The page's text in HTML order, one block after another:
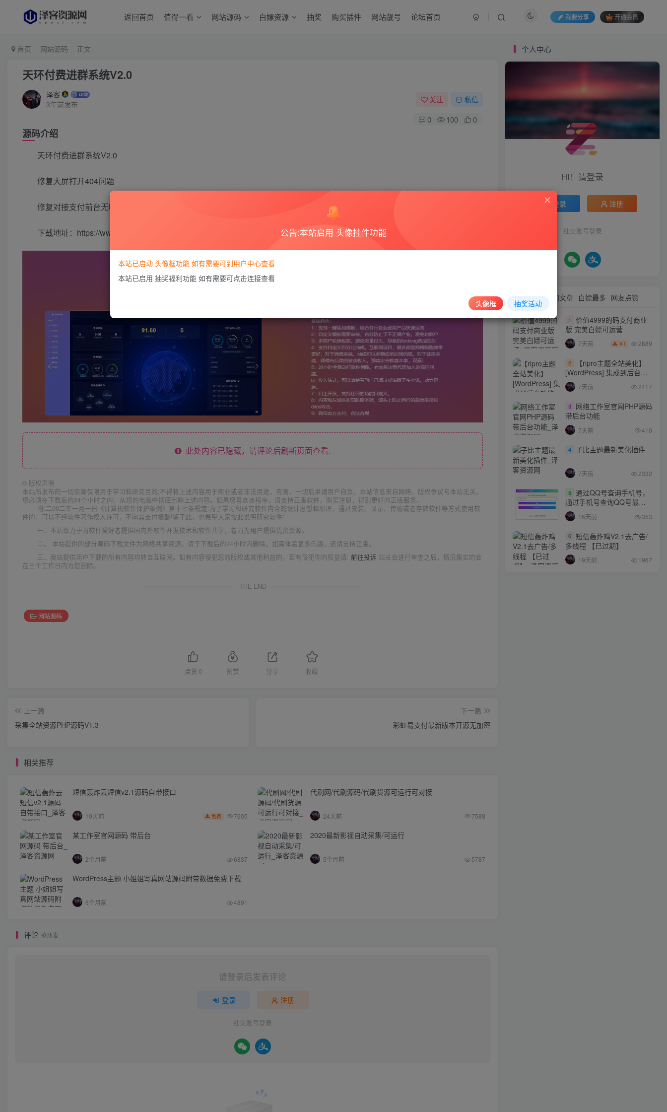
返回首页 值得一看 网站源码 白嫖资源 抽奖 购买插件 网站靓号 论坛首页 我要分享 开通会员
首页 网站源码 正文
天环付费进群系统V2.0
泽客
3年前发布
关注 私信
0 100 0
源码介绍
天环付费进群系统V2.0
修复大屏打开404问题
修复对接支付前台无响应
下载地址：https://wwki.lanzouy.com/iiQkn0wzm8ra
此处内容已隐藏，请评论后刷新页面查看.
© 版权声明
本站所发布的一切资源仅限用于学习和研究目的;不得将上述内容用于商业或者非法用途，否则，一切后果请用户自负。本站信息来自网络，版权争议与本站无关。
您必须在下载后的24个小时之内，从您的电脑中彻底删除上述内容。如果您喜欢该程序，请支持正版软件，购买注册，得到更好的正版服务。
附:二00二年一月一日《计算机软件保护条例》第十七条规定:为了学习和研究软件内含的设计思想和原理，通过安装、显示、传输或者存储软件等方式使用软
件的，可以不经软件著作权人许可，不向其支付报酬!鉴于此，也希望大家按此说明研究软件!
一、本站致力于为软件爱好者提供国内外软件开发技术和软件共享，着力为用户提供优资资源。
二、 本站提供的部分源码下载文件为网络共享资源，请于下载后的24小时内删除。如需体验更多乐趣，还请支持正版。
三、我站提供用户下载的所有内容均转自互联网。如有内容侵犯您的版权或其他利益的，若有侵犯你的权益请: 前往投诉 站长会进行审查之后，情况属实的会
在三个工作日内为您删除。
THE END
网站源码
点赞 0 赞赏 分享 收藏
上一篇
采集全站资源PHP源码V1.3
下一篇
彩虹易支付最新版本开源无加密
相关推荐
短信轰炸云短信v2.1源码自带接口
19天前 免费 7605
代刷网/代刷源码/代刷货源可运行可对接
24天前 7588
某工作室官网源码 带后台
2个月前 6837
2020最新影视自动采集/可运行
5个月前 5787
WordPress主题 小姐姐写真网站源码附带数据免费下载
6个月前 4891
评论 抢沙发
请登录后发表评论
登录 注册
社交账号登录
个人中心
HI！请登录
登录 注册
社交账号登录
热门文章 白嫖最多 网友点赞
1
价值4999的码支付商业
版 完美白嫖可运营
7天前 ￥ 1 2889
2
【ripro主题全站美化】
[WordPress] 集成到后台功
能的全站美化包
WordPress…
7天前 2417
3
网络工作室官网PHP源码
带后台功能
7天前 410
4 子比主题最新美化插件
7天前 2332
5 通过QQ号查询手机号，
通过手机号查询QQ号最新
网站源码
16天前 353
6 短信轰炸鸡V2.1去广告/
多线程 【已过期】
19天前 1967
公告:本站启用 头像挂件功能
本站已启动 头像框功能 如有需要可到用户中心查看
本站已启用 抽奖福利功能 如有需要可点击连接查看
头像框 抽奖活动